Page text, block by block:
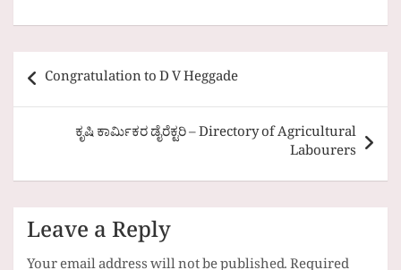
Post
navigation
Congratulation to D V Heggade
ಕೃಷಿ ಕಾರ್ಮಿಕರ ಡೈರೆಕ್ಟರಿ – Directory of Agricultural
Labourers
Leave a Reply